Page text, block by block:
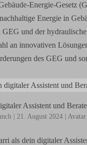
Energie-Gesetz
Energie in
und der
an innovativen
des GEG und
Assistent und
| 21. August 2024|
als dein digitaler